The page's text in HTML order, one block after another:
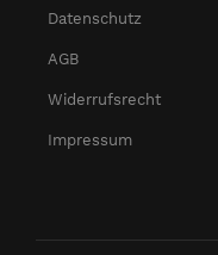
Datenschutz
AGB
Widerrufsrecht
Impressum